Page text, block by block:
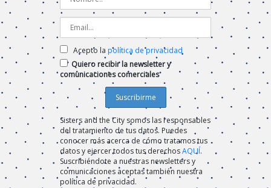
Acepto la política de privacidad
Quiero recibir la newsletter y
comunicaciones comerciales
Sisters and the City somos las responsables
del tratamiento de tus datos. Puedes
conocer más acerca de cómo tratamos tus
datos y ejercer todos tus derechosAQUÍ.
Suscribiéndote a nuestras newsletters y
comunicaciones aceptas también nuestra
política de privacidad.